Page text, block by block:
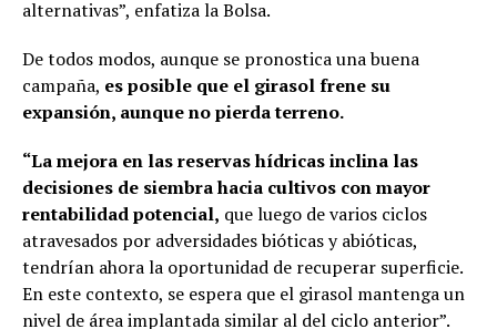
alternativas”, enfatiza la Bolsa.
De todos modos, aunque se pronostica una buena
campaña, es posible que el girasol frene su
expansión, aunque no pierda terreno.
“La mejora en las reservas hídricas inclina las
decisiones de siembra hacia cultivos con mayor
rentabilidad potencial, que luego de varios ciclos
atravesados por adversidades bióticas y abióticas,
tendrían ahora la oportunidad de recuperar superficie.
En este contexto, se espera que el girasol mantenga un
nivel de área implantada similar al del ciclo anterior”.